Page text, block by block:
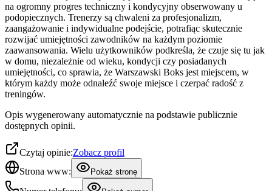
na ogromny progres techniczny i kondycyjny obserwowany u
podopiecznych. Trenerzy są chwaleni za profesjonalizm,
zaangażowanie i indywidualne podejście, potrafiąc skutecznie
rozwijać umiejętności zawodników na każdym poziomie
zaawansowania. Wielu użytkowników podkreśla, że czuje się tu jak
w domu, niezależnie od wieku, kondycji czy posiadanych
umiejętności, co sprawia, że Warszawski Boks jest miejscem, w
którym każdy może odnaleźć swoje miejsce i czerpać radość z
treningów.
Opis wygenerowany automatycznie na podstawie publicznie
dostępnych opinii.
Czytaj opinie:Zobacz profil
Strona www:
Pokaż stronę